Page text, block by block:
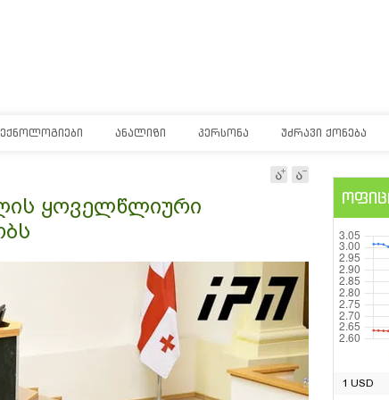
ᲐᲜᲐᲚᲘᲖᲘ ᲞᲔᲠᲡᲝᲜᲐ ᲣᲫᲠᲐᲕᲘ ᲥᲝᲜᲔᲑᲐ
ყოველწლიური
1 USD